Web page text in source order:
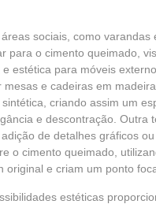
sociais, como varandas
para o cimento queimado,
e estética para móveis
mesas e cadeiras em
criando assim um
e descontração. Outra
de detalhes gráficos
o cimento queimado,
original e criam um ponto
estéticas